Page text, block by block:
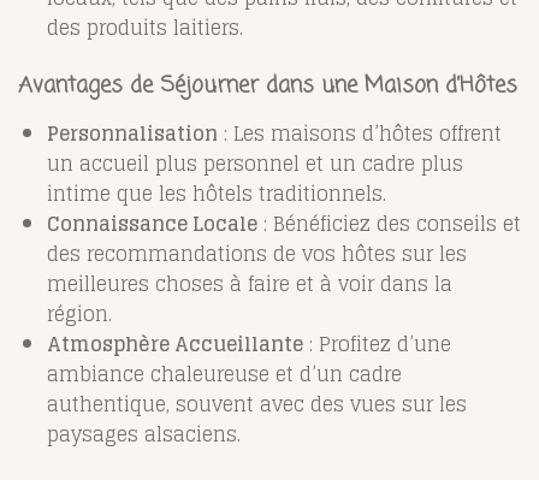
des produits laitiers.
Avantages de Séjourner dans une Maison d’Hôtes
Personnalisation : Les maisons d’hôtes offrent
un accueil plus personnel et un cadre plus
intime que les hôtels traditionnels.
Connaissance Locale : Bénéficiez des conseils et
des recommandations de vos hôtes sur les
meilleures choses à faire et à voir dans la
région.
Atmosphère Accueillante : Profitez d’une
ambiance chaleureuse et d’un cadre
authentique, souvent avec des vues sur les
paysages alsaciens.